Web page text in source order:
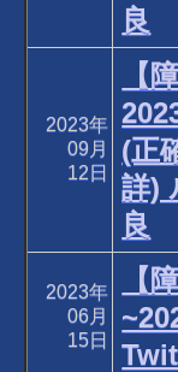
良
2023年
09月
12日
【
(正
詳)
良
2023年
06月
15日
【